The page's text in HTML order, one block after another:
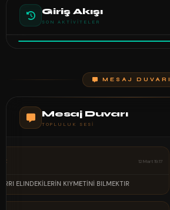
Giriş Akışı
SON AKTIVITELER
MESAJ DUVARI
Mesaj Duvarı
TOPLULUK SESI
“ Yine Yeniden Sizlerle Devam Ediyoruz